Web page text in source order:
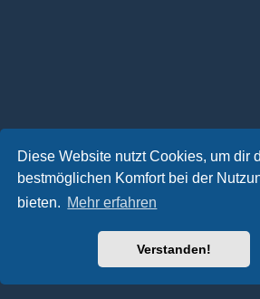
Diese Website nutzt Cookies, um dir
bestmöglichen Komfort bei der
bieten. Mehr erfahren
Verstanden!